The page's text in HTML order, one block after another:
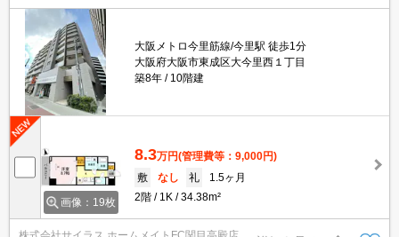
大阪メトロ今里筋線/今里駅 徒歩1分
大阪府大阪市東成区大今里西１丁目
築8年
10階建
画像：19枚
8.3万円(管理費等：9,000円)
敷
なし 礼
1.5ヶ月
2階
1K 34.38m²